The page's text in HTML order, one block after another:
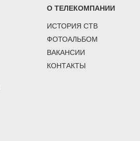
О ТЕЛЕКОМПАНИИ
ИСТОРИЯ СТВ
ФОТОАЛЬБОМ
ВАКАНСИИ
КОНТАКТЫ